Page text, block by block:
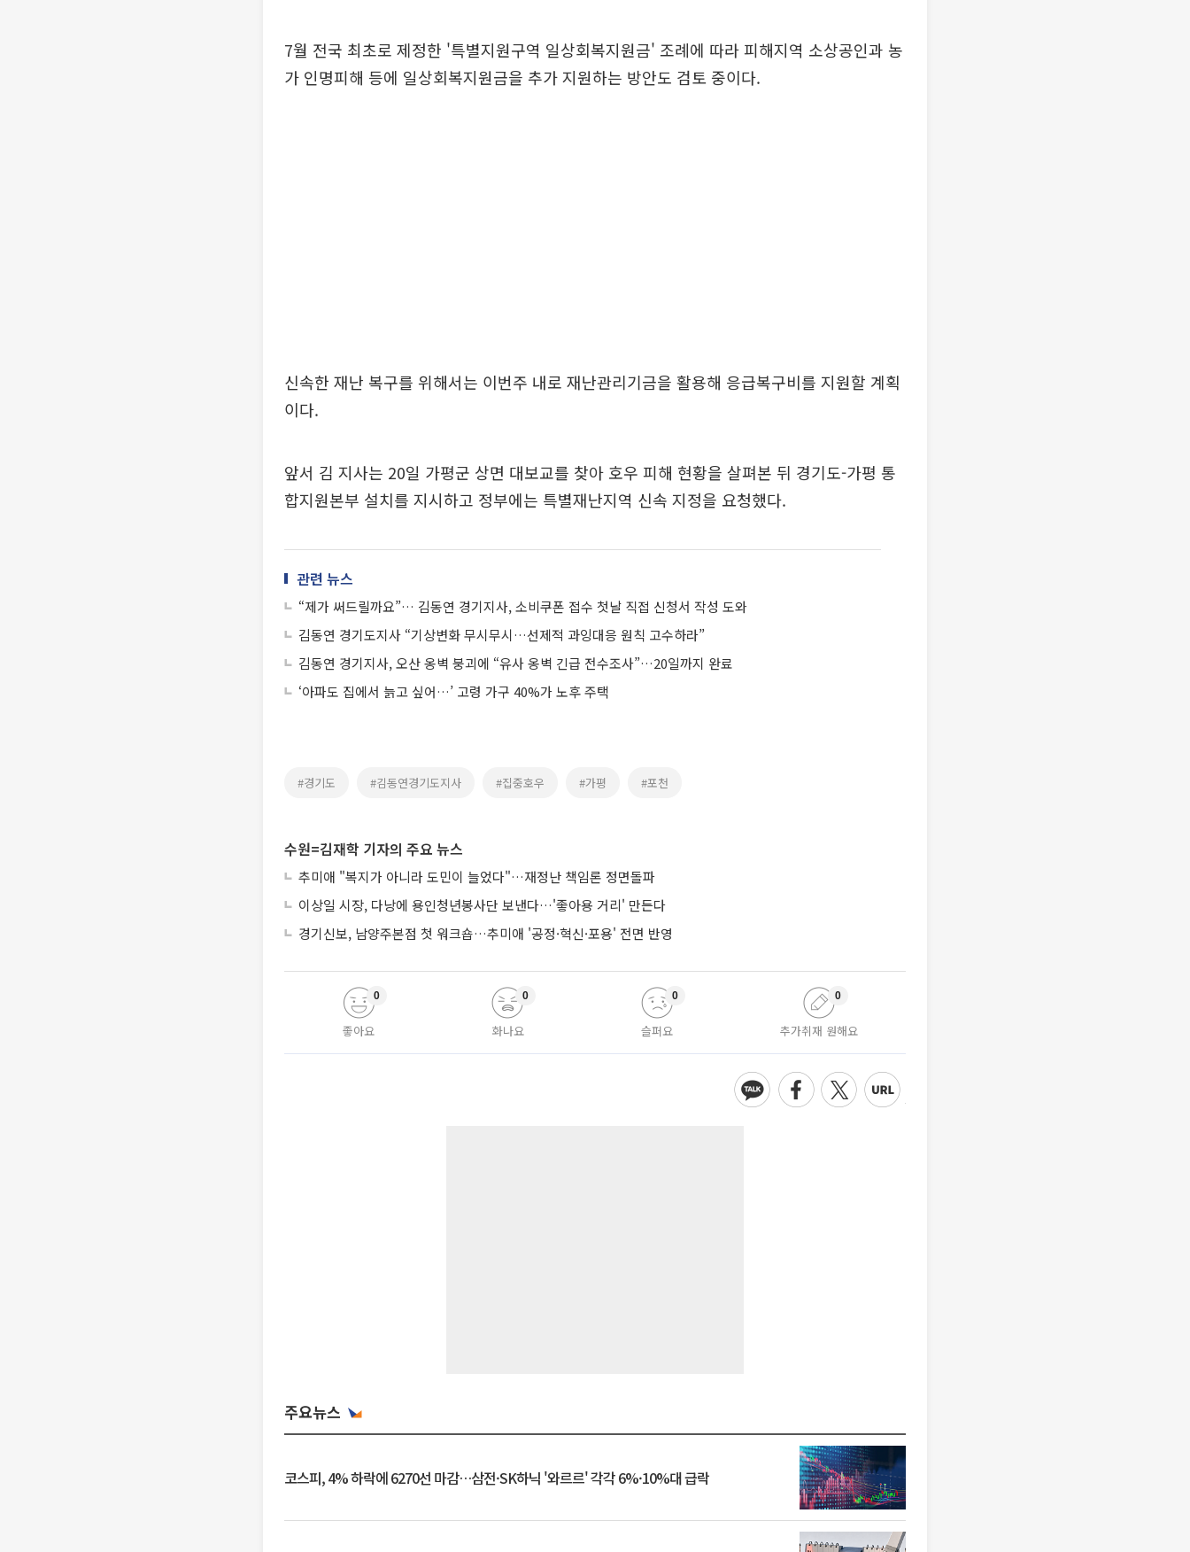
7월 전국 최초로 제정한 '특별지원구역 일상회복지원금' 조례에 따라 피해지역 소상공인과 농
가 인명피해 등에 일상회복지원금을 추가 지원하는 방안도 검토 중이다.
신속한 재난 복구를 위해서는 이번주 내로 재난관리기금을 활용해 응급복구비를 지원할 계획
이다.
앞서 김 지사는 20일 가평군 상면 대보교를 찾아 호우 피해 현황을 살펴본 뒤 경기도-가평 통
합지원본부 설치를 지시하고 정부에는 특별재난지역 신속 지정을 요청했다.
관련 뉴스
“제가 써드릴까요”… 김동연 경기지사, 소비쿠폰 접수 첫날 직접 신청서 작성 도와
김동연 경기도지사 “기상변화 무시무시…선제적 과잉대응 원칙 고수하라”
김동연 경기지사, 오산 옹벽 붕괴에 “유사 옹벽 긴급 전수조사”…20일까지 완료
‘아파도 집에서 늙고 싶어…’ 고령 가구 40%가 노후 주택
#경기도 #김동연경기도지사 #집중호우 #가평 #포천
수원=김재학 기자의 주요 뉴스
추미애 "복지가 아니라 도민이 늘었다"…재정난 책임론 정면돌파
이상일 시장, 다낭에 용인청년봉사단 보낸다…'좋아용 거리' 만든다
경기신보, 남양주본점 첫 워크숍…추미애 '공정·혁신·포용' 전면 반영
좋아요
0
화나요
0
슬퍼요
0
추가취재 원해요
0
주요뉴스
코스피, 4% 하락에 6270선 마감…삼전·SK하닉 '와르르' 각각 6%·10%대 급락